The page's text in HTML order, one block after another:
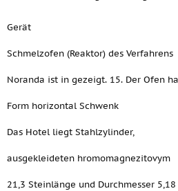
Gerät
Schmelzofen (Reaktor) des Verfahrens
Noranda ist in gezeigt. 15. Der Ofen
Form horizontal Schwenk
Das Hotel liegt Stahlzylinder,
ausgekleideten hromomagnezitovym
21,3 Steinlänge und Durchmesser 5,18